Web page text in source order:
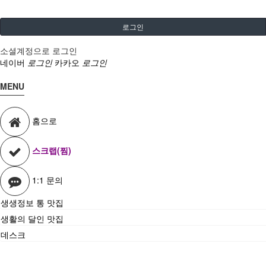
로그인
소셜계정으로 로그인
네이버 로그인 카카오 로그인
MENU
홈으로
스크랩(찜)
1:1 문의
생생정보 통 맛집
생활의 달인 맛집
데스크